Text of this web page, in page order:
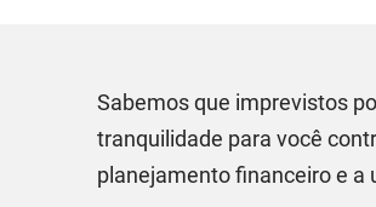
Sabemos que imprevistos
tranquilidade para você
planejamento financeiro e a